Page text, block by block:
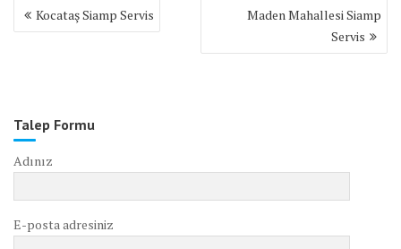
Yazı
gezinmesi
Kocataş Siamp Servis
Maden Mahallesi Siamp
Servis
Talep Formu
Adınız
E-posta adresiniz